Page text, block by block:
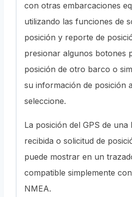
con otras embarcaciones
utilizando las funciones de
posición y reporte de
presionar algunos botones
posición de otro barco o
su información de posición
seleccione.
La posición del GPS de una
recibida o solicitud de
puede mostrar en un
compatible simplemente
NMEA.